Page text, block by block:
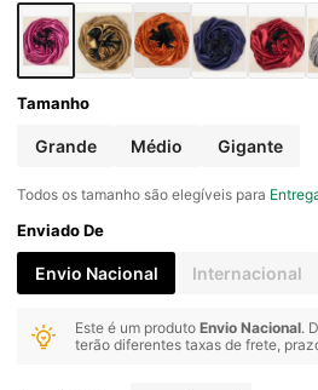
Tamanho
Grande Médio Gigante
Todos os tamanho são elegíveis para
Enviado De
Envio Nacional Internacional
Este é um produtoEnvio Nacional.
terão diferentes taxas de frete,